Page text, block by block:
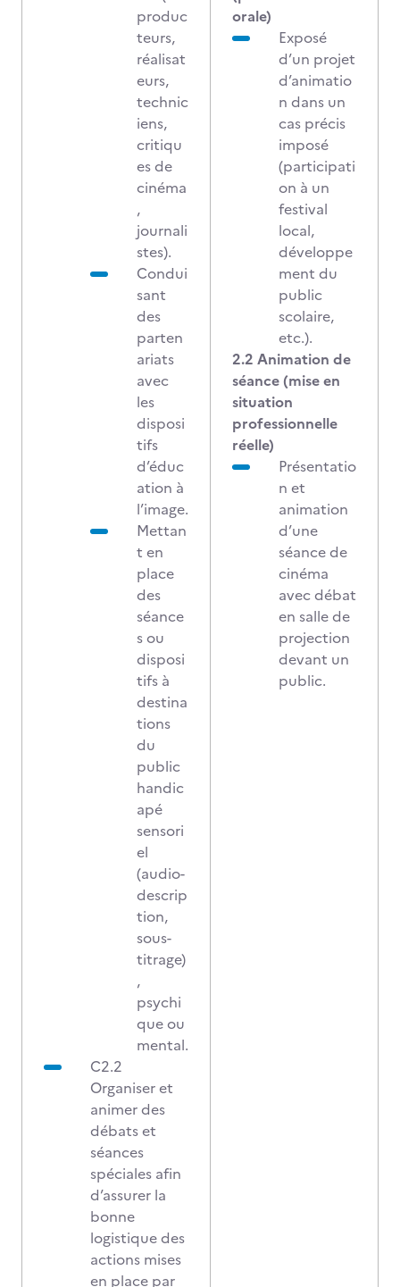
produc
teurs,
réalisat
eurs,
technic
iens,
critiqu
es de
cinéma
,
journali
stes).
Condui
sant
des
parten
ariats
avec
les
disposi
tifs
d’éduc
ation à
l’image.
Mettan
t en
place
des
séance
s ou
disposi
tifs à
destina
tions
du
public
handic
apé
sensori
el
(audio-
descrip
tion,
sous-
titrage)
,
psychi
que ou
mental.
C2.2
Organiser et
animer des
débats et
séances
spéciales afin
d’assurer la
bonne
logistique des
actions mises
en place par
orale)
Exposé
d’un projet
d’animatio
n dans un
cas précis
imposé
(participati
on à un
festival
local,
développe
ment du
public
scolaire,
etc.).
2.2 Animation de
séance (mise en
situation
professionnelle
réelle)
Présentatio
n et
animation
d’une
séance de
cinéma
avec débat
en salle de
projection
devant un
public.